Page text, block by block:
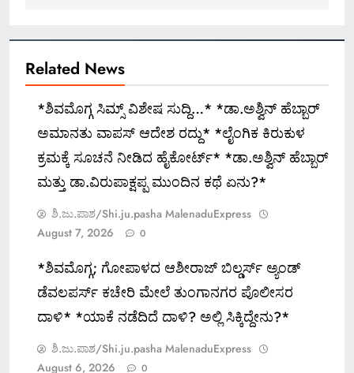
Related News
*ಶಿವಮೊಗ್ಗ ಸಿಮ್ಸ್ ವಿಶೇಷ ಸುದ್ದಿ…* *ಡಾ.ಅಶ್ವಿನ್ ಹೆಬ್ಬಾರ್
ಅಮಾನತು ವಾಪಸ್ ಆದೇಶ ರದ್ದು* *ಲೈಂಗಿಕ ಕಿರುಕುಳ
ಕ್ರಮಕ್ಕೆ ಸೂಚನೆ ನೀಡಿದ ಹೈಕೋರ್ಟ್* *ಡಾ.ಅಶ್ವಿನ್ ಹೆಬ್ಬಾರ್
ಮತ್ತು ಡಾ.ವಿರುಪಾಕ್ಷಪ್ಪ ಮುಂದಿನ ಕಥೆ ಏನು?*
ಶಿ.ಜು.ಪಾಶ/Shi.ju.pasha MalenaduExpress
August 7, 2026
0
*ಶಿವಮೊಗ್ಗ; ಗೋಪಾಳದ ಆಶೀರಾಜ್ ಬಿಲ್ಡರ್ಸ್ ಅ್ಯಂಡ್
ಡೆವಲಪರ್ಸ್ ಕಚೇರಿ ಮೇಲೆ ತುಂಗಾನಗರ ಪೊಲೀಸರ
ದಾಳಿ* *ಯಾಕೆ ನಡೆದಿದೆ ದಾಳಿ? ಅಲ್ಲಿ ಸಿಕ್ಕಿದ್ದೇನು?*
ಶಿ.ಜು.ಪಾಶ/Shi.ju.pasha MalenaduExpress
August 6, 2026
0